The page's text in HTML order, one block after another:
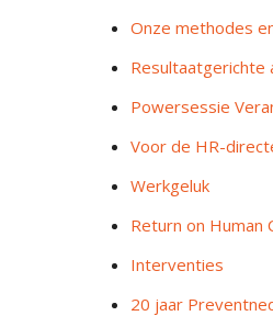
Onze methodes
Resultaatgerichte
Powersessie
Voor de HR-
Werkgeluk
Return on Human
Interventies
20 jaar